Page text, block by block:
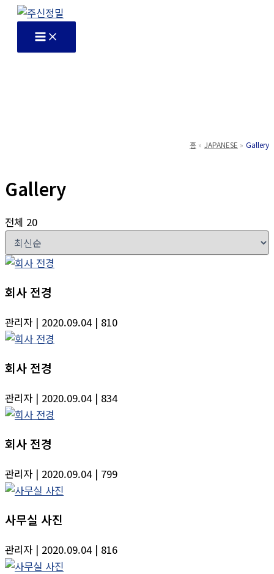
홈 JAPANESE Gallery
Gallery
전체 20
회사 전경
관리자 | 2020.09.04 | 810
회사 전경
관리자 | 2020.09.04 | 834
회사 전경
관리자 | 2020.09.04 | 799
사무실 사진
관리자 | 2020.09.04 | 816